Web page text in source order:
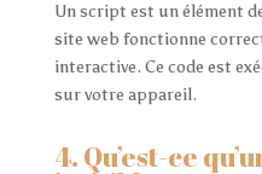
Un script est un élément
site web fonctionne
interactive. Ce code est
sur votre appareil.
4. Qu’est-ce